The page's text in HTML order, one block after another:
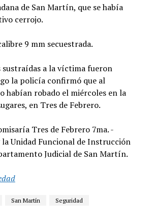
de San Martín, que se había
cerrojo.
9 mm secuestrada.
sustraídas a la víctima fueron
la policía confirmó que al
habían robado el miércoles en la
en Tres de Febrero.
Tres de Febrero 7ma. -
Unidad Funcional de Instrucción
Judicial de San Martín.
San Martín
Seguridad